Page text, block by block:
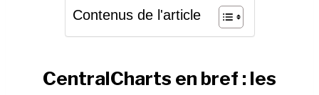
Contenus de l'article
CentralCharts en bref : les